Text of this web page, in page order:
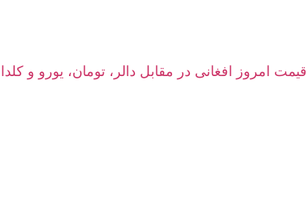
قیمت امروز افغانی در مقابل دالر، تومان، یورو و کلدار امروز پنجشنبه 15 اسد ۱۴۰۵ |